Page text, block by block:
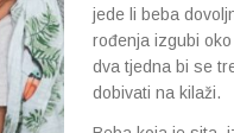
jede li beba
rođenja izgubi
dva tjedna bi se
dobivati na kilaži.